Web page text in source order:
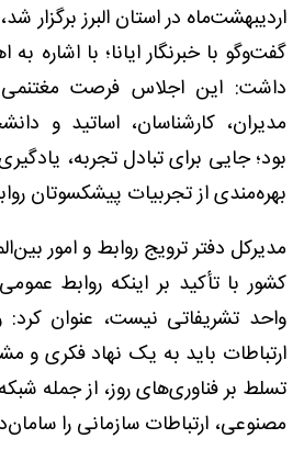
اردیبهشت‌ماه در استان البرز
گفت‌وگو با خبرنگار ایانا؛ با اشاره
داشت: این اجلاس فرصت مغتنمی
مدیران، کارشناسان، اساتید و
بود؛ جایی برای تبادل تجربه،
بهره‌مندی از تجربیات پیشکسوتان
مدیرکل دفتر ترویج روابط و امور
کشور با تأکید بر اینکه روابط
واحد تشریفاتی نیست، عنوان
ارتباطات باید به یک نهاد فکری و
تسلط بر فناوری‌های روز، از جمله
مصنوعی، ارتباطات سازمانی را